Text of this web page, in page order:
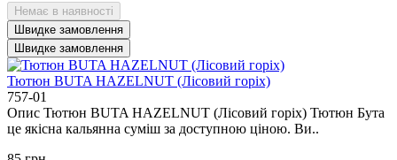
Немає в наявності
Швидке замовлення
Швидке замовлення
Тютюн BUTA HAZELNUT (Лісовий горіх)
757-01
Опис Тютюн BUTA HAZELNUT (Лісовий горіх) Тютюн Бута
це якісна кальянна суміш за доступною ціною. Ви..